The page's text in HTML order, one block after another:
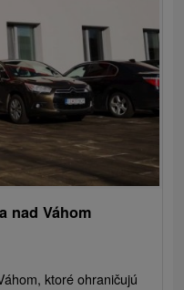
nad Váhom
ktoré ohraničujú